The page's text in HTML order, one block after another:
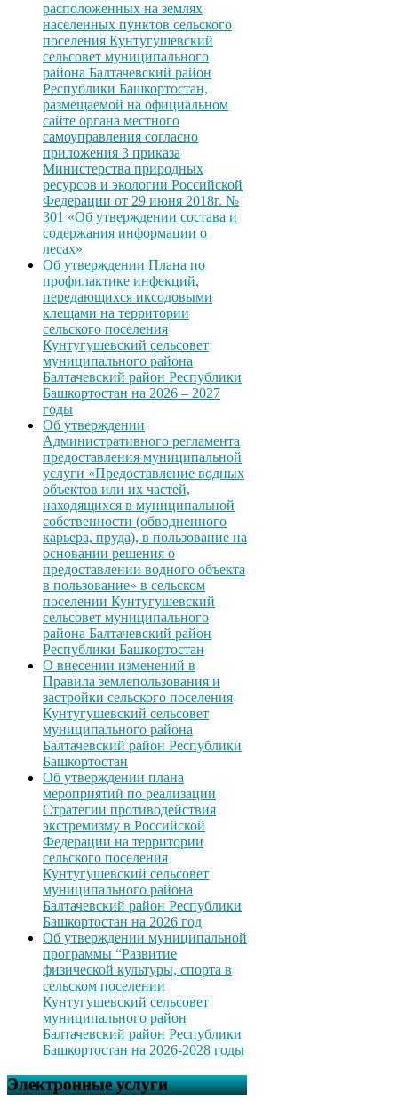
расположенных на землях
населенных пунктов сельского
поселения Кунтугушевский
сельсовет муниципального
района Балтачевский район
Республики Башкортостан,
размещаемой на официальном
сайте органа местного
самоуправления согласно
приложения 3 приказа
Министерства природных
ресурсов и экологии Российской
Федерации от 29 июня 2018г. №
301 «Об утверждении состава и
содержания информации о
лесах»
Об утверждении Плана по
профилактике инфекций,
передающихся иксодовыми
клещами на территории
сельского поселения
Кунтугушевский сельсовет
муниципального района
Балтачевский район Республики
Башкортостан на 2026 – 2027
годы
Об утверждении
Административного регламента
предоставления муниципальной
услуги «Предоставление водных
объектов или их частей,
находящихся в муниципальной
собственности (обводненного
карьера, пруда), в пользование на
основании решения о
предоставлении водного объекта
в пользование» в сельском
поселении Кунтугушевский
сельсовет муниципального
района Балтачевский район
Республики Башкортостан
О внесении изменений в
Правила землепользования и
застройки сельского поселения
Кунтугушевский сельсовет
муниципального района
Балтачевский район Республики
Башкортостан
Об утверждении плана
мероприятий по реализации
Стратегии противодействия
экстремизму в Российской
Федерации на территории
сельского поселения
Кунтугушевский сельсовет
муниципального района
Балтачевский район Республики
Башкортостан на 2026 год
Об утверждении муниципальной
программы “Развитие
физической культуры, спорта в
сельском поселении
Кунтугушевский сельсовет
муниципального район
Балтачевский район Республики
Башкортостан на 2026-2028 годы
Электронные услуги